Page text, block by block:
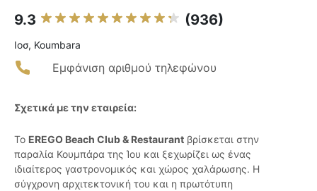
9.3 (936)
Ιοσ, Koumbara
Εμφάνιση αριθμού τηλεφώνου
Σχετικά με την εταιρεία:
Το EREGO Beach Club & Restaurant βρίσκεται στην
παραλία Κουμπάρα της Ίου και ξεχωρίζει ως ένας
ιδιαίτερος γαστρονομικός και χώρος χαλάρωσης. Η
σύγχρονη αρχιτεκτονική του και η πρωτότυπη